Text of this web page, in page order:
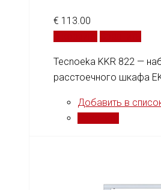
€ 113.00
Tecnoeka KKR 822 —
расстоечного шкафа
Добавить в